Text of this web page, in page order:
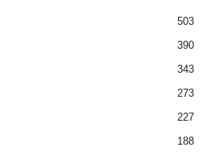
503
390
343
273
227
188